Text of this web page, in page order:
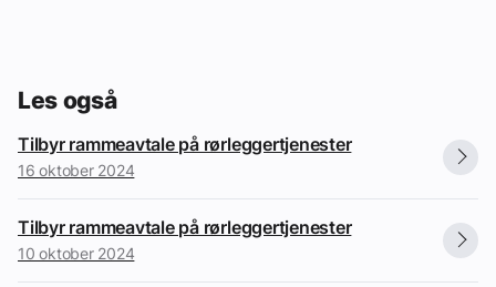
Les også
Tilbyr rammeavtale på rørleggertjenester
16 oktober 2024
Tilbyr rammeavtale på rørleggertjenester
10 oktober 2024